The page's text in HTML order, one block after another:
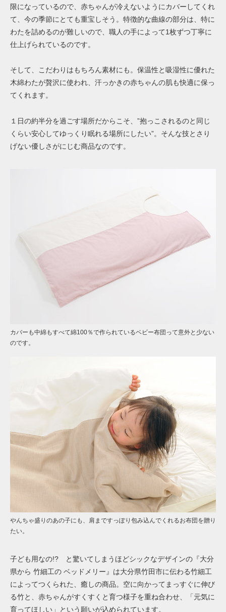
限になっているので、赤ちゃんが冷えないようにカバーしてくれ
て、今の季節にとても重宝しそう。特徴的な曲線の部分は、特に
わたを詰めるのが難しいので、職人の手によって1枚ずつ丁寧に
仕上げられているのです。
そして、こだわりはもちろん素材にも。保温性と吸湿性に優れた
木綿わたが贅沢に使われ、汗っかきの赤ちゃんの肌も快適に保っ
てくれます。
１日の約半分を過ごす場所だからこそ、”抱っこされるのと同じ
くらい安心してゆっくり眠れる場所にしたい”。そんな技とさり
げない優しさがにじむ商品なのです。
カバーも中綿もすべて綿100％で作られているベビー布団って意外と少ない
のです。
やんちゃ盛りのあの子にも、肩まですっぽり包み込んでくれるお布団を贈り
たい。
子ども用なの!? と驚いてしまうほどシックなデザインの『大分
県から 竹細工の ベッドメリー』は大分県竹田市に伝わる竹細工
によってつくられた、癒しの商品。空に向かってまっすぐに伸び
る竹と、赤ちゃんがすくすくと育つ様子を重ね合わせ、「元気に
育ってほしい」という願いが込められています。